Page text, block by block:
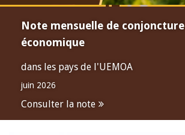
Note mensuelle de conjoncture
économique
dans les pays de l'UEMOA
juin 2026
Consulter la note